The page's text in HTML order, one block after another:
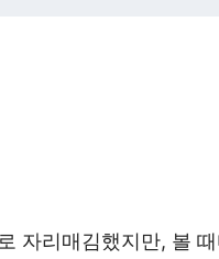
자리매김했지만, 볼